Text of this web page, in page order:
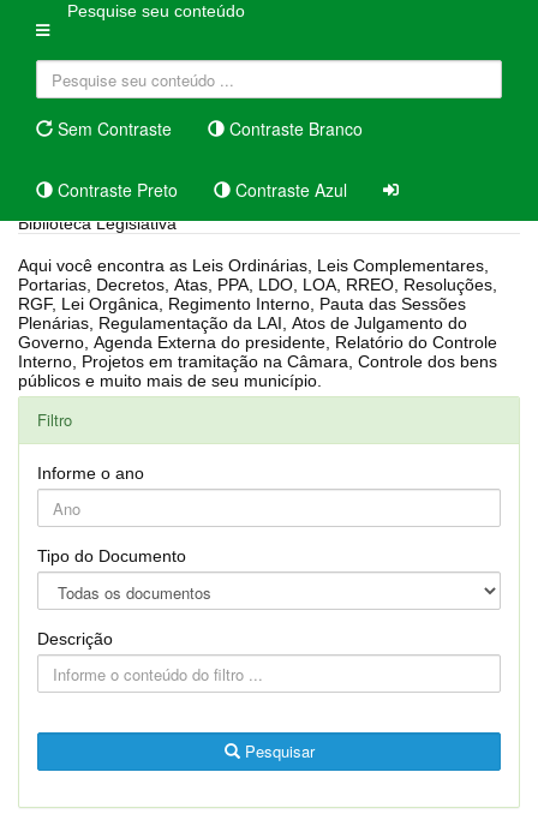
Pesquise seu conteúdo
Sem Contraste Contraste Branco
Contraste Preto Contraste Azul
Biblioteca Legislativa
Aqui você encontra as Leis Ordinárias, Leis Complementares,
Portarias, Decretos, Atas, PPA, LDO, LOA, RREO, Resoluções,
RGF, Lei Orgânica, Regimento Interno, Pauta das Sessões
Plenárias, Regulamentação da LAI, Atos de Julgamento do
Governo, Agenda Externa do presidente, Relatório do Controle
Interno, Projetos em tramitação na Câmara, Controle dos bens
públicos e muito mais de seu município.
Filtro
Informe o ano
Tipo do Documento
Descrição
Pesquisar